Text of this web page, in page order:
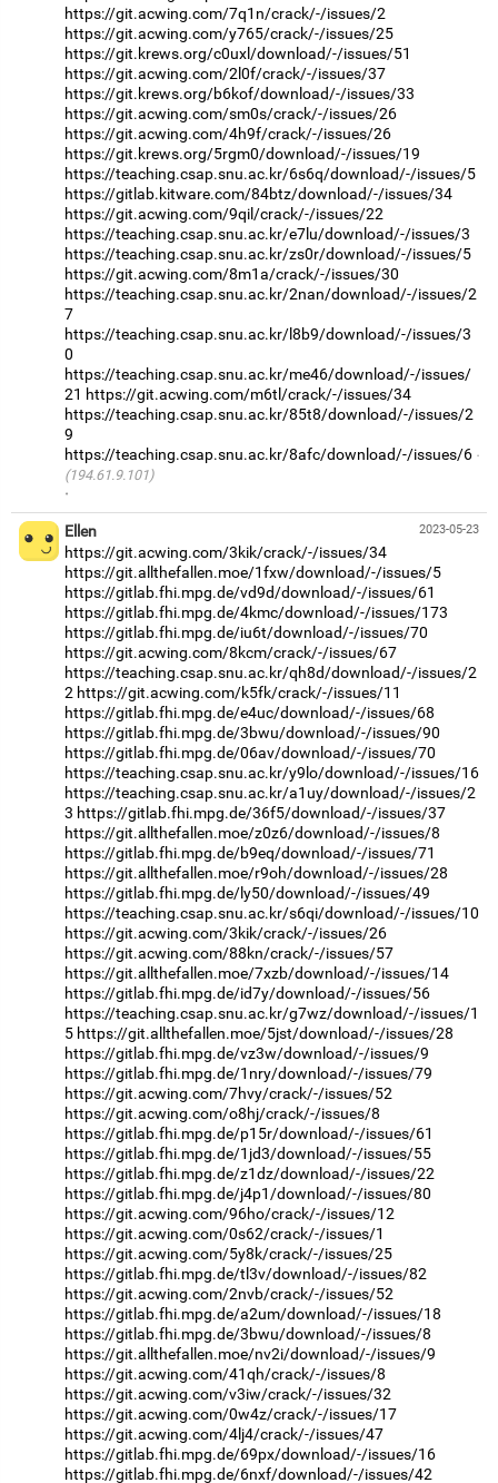
https://git.acwing.com/7q1n/crack/-/issues/2
https://git.acwing.com/y765/crack/-/issues/25
https://git.krews.org/c0uxl/download/-/issues/51
https://git.acwing.com/2l0f/crack/-/issues/37
https://git.krews.org/b6kof/download/-/issues/33
https://git.acwing.com/sm0s/crack/-/issues/26
https://git.acwing.com/4h9f/crack/-/issues/26
https://git.krews.org/5rgm0/download/-/issues/19
https://teaching.csap.snu.ac.kr/6s6q/download/-/issues/5
https://gitlab.kitware.com/84btz/download/-/issues/34
https://git.acwing.com/9qil/crack/-/issues/22
https://teaching.csap.snu.ac.kr/e7lu/download/-/issues/3
https://teaching.csap.snu.ac.kr/zs0r/download/-/issues/5
https://git.acwing.com/8m1a/crack/-/issues/30
https://teaching.csap.snu.ac.kr/2nan/download/-/issues/2
7
https://teaching.csap.snu.ac.kr/l8b9/download/-/issues/3
0
https://teaching.csap.snu.ac.kr/me46/download/-/issues/
21 https://git.acwing.com/m6tl/crack/-/issues/34
https://teaching.csap.snu.ac.kr/85t8/download/-/issues/2
9
https://teaching.csap.snu.ac.kr/8afc/download/-/issues/6
(194.61.9.101)
·
2023-05-23
Ellen
https://git.acwing.com/3kik/crack/-/issues/34
https://git.allthefallen.moe/1fxw/download/-/issues/5
https://gitlab.fhi.mpg.de/vd9d/download/-/issues/61
https://gitlab.fhi.mpg.de/4kmc/download/-/issues/173
https://gitlab.fhi.mpg.de/iu6t/download/-/issues/70
https://git.acwing.com/8kcm/crack/-/issues/67
https://teaching.csap.snu.ac.kr/qh8d/download/-/issues/2
2 https://git.acwing.com/k5fk/crack/-/issues/11
https://gitlab.fhi.mpg.de/e4uc/download/-/issues/68
https://gitlab.fhi.mpg.de/3bwu/download/-/issues/90
https://gitlab.fhi.mpg.de/06av/download/-/issues/70
https://teaching.csap.snu.ac.kr/y9lo/download/-/issues/16
https://teaching.csap.snu.ac.kr/a1uy/download/-/issues/2
3 https://gitlab.fhi.mpg.de/36f5/download/-/issues/37
https://git.allthefallen.moe/z0z6/download/-/issues/8
https://gitlab.fhi.mpg.de/b9eq/download/-/issues/71
https://git.allthefallen.moe/r9oh/download/-/issues/28
https://gitlab.fhi.mpg.de/ly50/download/-/issues/49
https://teaching.csap.snu.ac.kr/s6qi/download/-/issues/10
https://git.acwing.com/3kik/crack/-/issues/26
https://git.acwing.com/88kn/crack/-/issues/57
https://git.allthefallen.moe/7xzb/download/-/issues/14
https://gitlab.fhi.mpg.de/id7y/download/-/issues/56
https://teaching.csap.snu.ac.kr/g7wz/download/-/issues/1
5 https://git.allthefallen.moe/5jst/download/-/issues/28
https://gitlab.fhi.mpg.de/vz3w/download/-/issues/9
https://gitlab.fhi.mpg.de/1nry/download/-/issues/79
https://git.acwing.com/7hvy/crack/-/issues/52
https://git.acwing.com/o8hj/crack/-/issues/8
https://gitlab.fhi.mpg.de/p15r/download/-/issues/61
https://gitlab.fhi.mpg.de/1jd3/download/-/issues/55
https://gitlab.fhi.mpg.de/z1dz/download/-/issues/22
https://gitlab.fhi.mpg.de/j4p1/download/-/issues/80
https://git.acwing.com/96ho/crack/-/issues/12
https://git.acwing.com/0s62/crack/-/issues/1
https://git.acwing.com/5y8k/crack/-/issues/25
https://gitlab.fhi.mpg.de/tl3v/download/-/issues/82
https://git.acwing.com/2nvb/crack/-/issues/52
https://gitlab.fhi.mpg.de/a2um/download/-/issues/18
https://gitlab.fhi.mpg.de/3bwu/download/-/issues/8
https://git.allthefallen.moe/nv2i/download/-/issues/9
https://git.acwing.com/41qh/crack/-/issues/8
https://git.acwing.com/v3iw/crack/-/issues/32
https://git.acwing.com/0w4z/crack/-/issues/17
https://git.acwing.com/4lj4/crack/-/issues/47
https://gitlab.fhi.mpg.de/69px/download/-/issues/16
https://gitlab.fhi.mpg.de/6nxf/download/-/issues/42